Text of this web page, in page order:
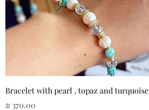
תצוגה מהירה
Bracelet with pearl , topaz and turquoise
מחיר